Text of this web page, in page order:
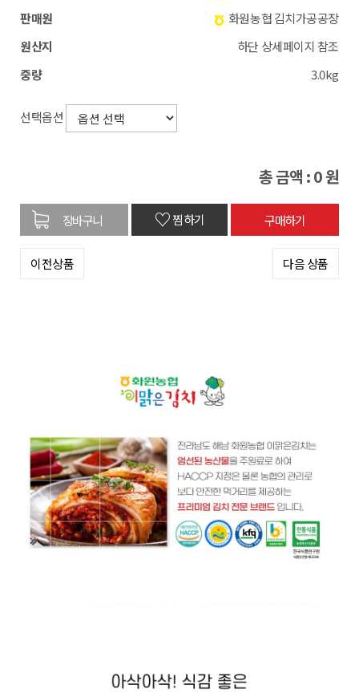
판매원
화원농협 김치가공공장
원산지
하단 상세페이지 참조
중량
3.0kg
선택옵션
총 금액 :0원
♡찜하기
이전상품 다음 상품